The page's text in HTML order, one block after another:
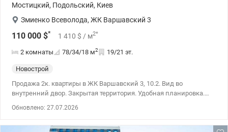
Мостицкий, Подольский, Киев
Змиенко Всеволода, ЖК Варшавский 3
110 000 $* 1 410 $ / м2*
2 комнаты 78/34/18 м2 19/21 эт.
Новострой
Продажа 2к. квартиры в ЖК Варшавский 3, 10.2. Вид во
внутренний двор. Закрытая территория. Удобная планировка.
Обновлено: 27.07.2026